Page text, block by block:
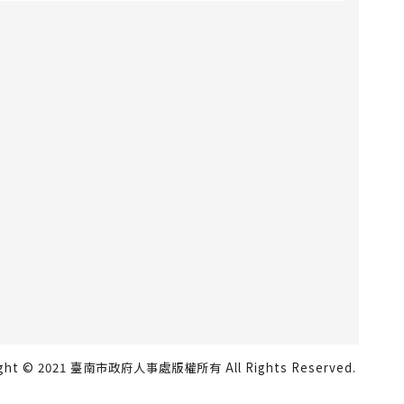
© 2021 臺南市政府人事處版權所有 All Rights Reserved.